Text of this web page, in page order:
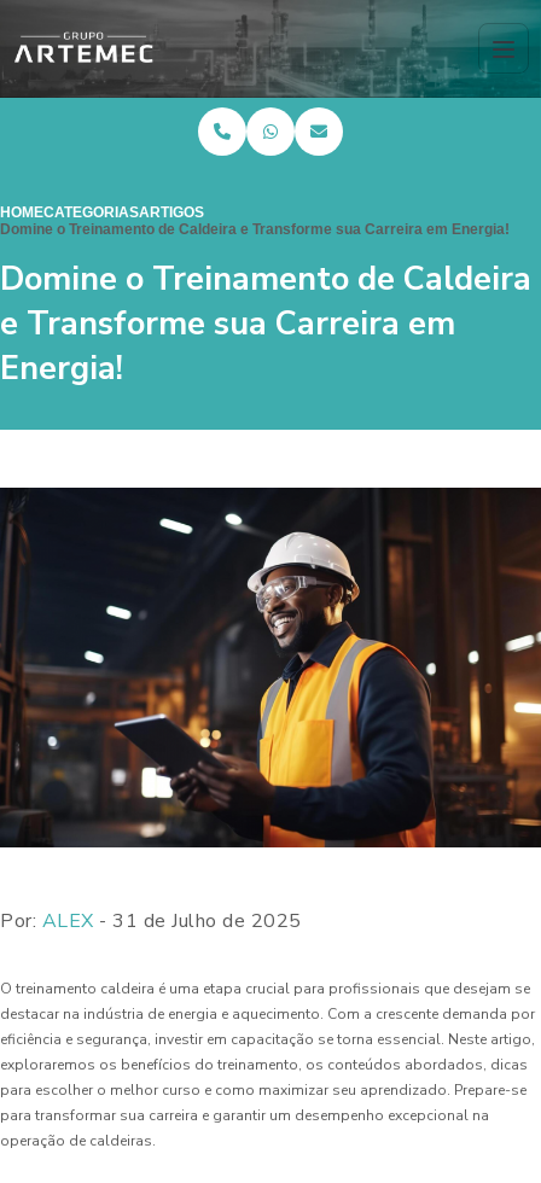
HOMECATEGORIASARTIGOS
Domine o Treinamento de Caldeira e Transforme sua Carreira em Energia!
Domine o Treinamento de Caldeira
e Transforme sua Carreira em
Energia!
Por: ALEX - 31 de Julho de 2025
O treinamento caldeira é uma etapa crucial para profissionais que desejam se
destacar na indústria de energia e aquecimento. Com a crescente demanda por
eficiência e segurança, investir em capacitação se torna essencial. Neste artigo,
exploraremos os benefícios do treinamento, os conteúdos abordados, dicas
para escolher o melhor curso e como maximizar seu aprendizado. Prepare-se
para transformar sua carreira e garantir um desempenho excepcional na
operação de caldeiras.